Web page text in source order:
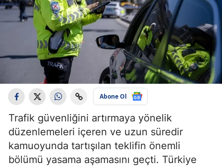
Abone Ol
Trafik güvenliğini artırmaya yönelik
düzenlemeleri içeren ve uzun süredir
kamuoyunda tartışılan teklifin önemli
bölümü yasama aşamasını geçti. Türkiye